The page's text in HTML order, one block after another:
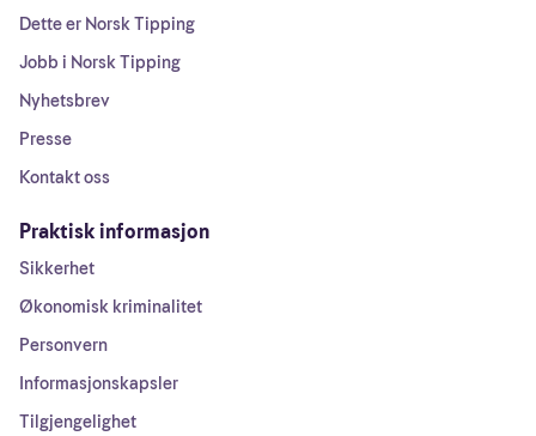
Dette er Norsk Tipping
Jobb i Norsk Tipping
Nyhetsbrev
Presse
Kontakt oss
Praktisk informasjon
Sikkerhet
Økonomisk kriminalitet
Personvern
Informasjonskapsler
Tilgjengelighet